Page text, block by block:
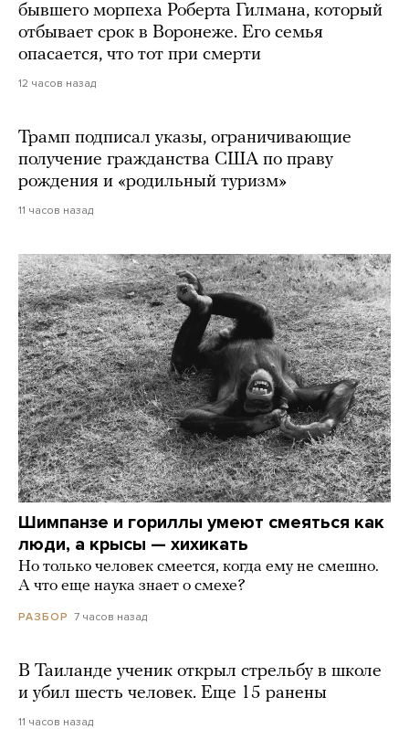
бывшего морпеха Роберта Гилмана, который
отбывает срок в Воронеже. Его семья
опасается, что тот при смерти
12 часов назад
Трамп подписал указы, ограничивающие
получение гражданства США по праву
рождения и «родильный туризм»
11 часов назад
Шимпанзе и гориллы умеют смеяться как
люди, а крысы — хихикать
Но только человек смеется, когда ему не смешно.
А что еще наука знает о смехе?
РАЗБОР 7 часов назад
В Таиланде ученик открыл стрельбу в школе
и убил шесть человек. Еще 15 ранены
11 часов назад